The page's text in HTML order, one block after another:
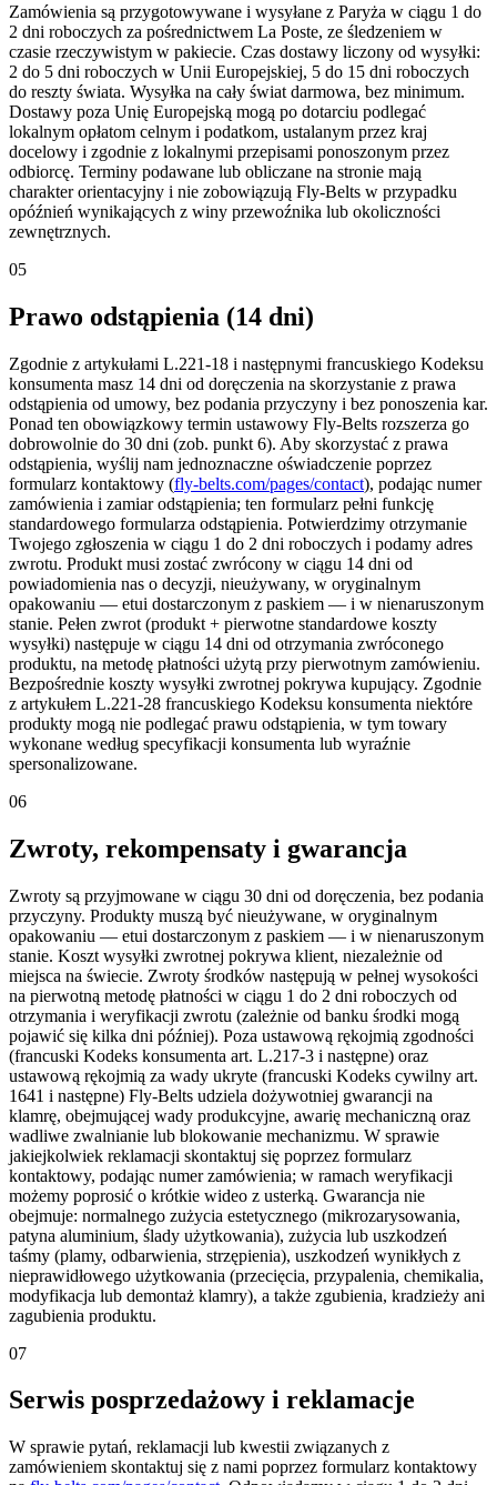
Zamówienia są przygotowywane i wysyłane z Paryża w ciągu 1 do
2 dni roboczych za pośrednictwem La Poste, ze śledzeniem w
czasie rzeczywistym w pakiecie. Czas dostawy liczony od wysyłki:
2 do 5 dni roboczych w Unii Europejskiej, 5 do 15 dni roboczych
do reszty świata. Wysyłka na cały świat darmowa, bez minimum.
Dostawy poza Unię Europejską mogą po dotarciu podlegać
lokalnym opłatom celnym i podatkom, ustalanym przez kraj
docelowy i zgodnie z lokalnymi przepisami ponoszonym przez
odbiorcę. Terminy podawane lub obliczane na stronie mają
charakter orientacyjny i nie zobowiązują Fly-Belts w przypadku
opóźnień wynikających z winy przewoźnika lub okoliczności
zewnętrznych.
05
Prawo odstąpienia (14 dni)
Zgodnie z artykułami L.221-18 i następnymi francuskiego Kodeksu
konsumenta masz 14 dni od doręczenia na skorzystanie z prawa
odstąpienia od umowy, bez podania przyczyny i bez ponoszenia kar.
Ponad ten obowiązkowy termin ustawowy Fly-Belts rozszerza go
dobrowolnie do 30 dni (zob. punkt 6). Aby skorzystać z prawa
odstąpienia, wyślij nam jednoznaczne oświadczenie poprzez
formularz kontaktowy (fly-belts.com/pages/contact), podając numer
zamówienia i zamiar odstąpienia; ten formularz pełni funkcję
standardowego formularza odstąpienia. Potwierdzimy otrzymanie
Twojego zgłoszenia w ciągu 1 do 2 dni roboczych i podamy adres
zwrotu. Produkt musi zostać zwrócony w ciągu 14 dni od
powiadomienia nas o decyzji, nieużywany, w oryginalnym
opakowaniu — etui dostarczonym z paskiem — i w nienaruszonym
stanie. Pełen zwrot (produkt + pierwotne standardowe koszty
wysyłki) następuje w ciągu 14 dni od otrzymania zwróconego
produktu, na metodę płatności użytą przy pierwotnym zamówieniu.
Bezpośrednie koszty wysyłki zwrotnej pokrywa kupujący. Zgodnie
z artykułem L.221-28 francuskiego Kodeksu konsumenta niektóre
produkty mogą nie podlegać prawu odstąpienia, w tym towary
wykonane według specyfikacji konsumenta lub wyraźnie
spersonalizowane.
06
Zwroty, rekompensaty i gwarancja
Zwroty są przyjmowane w ciągu 30 dni od doręczenia, bez podania
przyczyny. Produkty muszą być nieużywane, w oryginalnym
opakowaniu — etui dostarczonym z paskiem — i w nienaruszonym
stanie. Koszt wysyłki zwrotnej pokrywa klient, niezależnie od
miejsca na świecie. Zwroty środków następują w pełnej wysokości
na pierwotną metodę płatności w ciągu 1 do 2 dni roboczych od
otrzymania i weryfikacji zwrotu (zależnie od banku środki mogą
pojawić się kilka dni później). Poza ustawową rękojmią zgodności
(francuski Kodeks konsumenta art. L.217-3 i następne) oraz
ustawową rękojmią za wady ukryte (francuski Kodeks cywilny art.
1641 i następne) Fly-Belts udziela dożywotniej gwarancji na
klamrę, obejmującej wady produkcyjne, awarię mechaniczną oraz
wadliwe zwalnianie lub blokowanie mechanizmu. W sprawie
jakiejkolwiek reklamacji skontaktuj się poprzez formularz
kontaktowy, podając numer zamówienia; w ramach weryfikacji
możemy poprosić o krótkie wideo z usterką. Gwarancja nie
obejmuje: normalnego zużycia estetycznego (mikrozarysowania,
patyna aluminium, ślady użytkowania), zużycia lub uszkodzeń
taśmy (plamy, odbarwienia, strzępienia), uszkodzeń wynikłych z
nieprawidłowego użytkowania (przecięcia, przypalenia, chemikalia,
modyfikacja lub demontaż klamry), a także zgubienia, kradzieży ani
zagubienia produktu.
07
Serwis posprzedażowy i reklamacje
W sprawie pytań, reklamacji lub kwestii związanych z
zamówieniem skontaktuj się z nami poprzez formularz kontaktowy